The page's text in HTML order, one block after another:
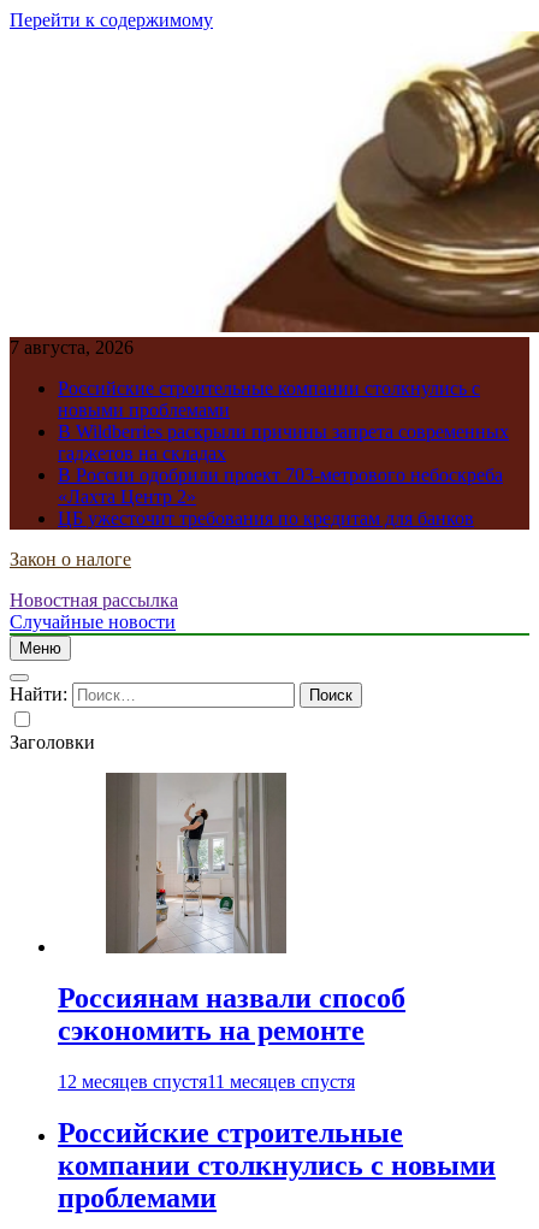
Перейти к содержимому
7 августа, 2026
Российские строительные компании столкнулись с
новыми проблемами
В Wildberries раскрыли причины запрета современных
гаджетов на складах
В России одобрили проект 703-метрового небоскреба
«Лахта Центр 2»
ЦБ ужесточит требования по кредитам для банков
Закон о налоге
Новостная рассылка
Случайные новости
Меню
Найти:
Заголовки
Россиянам назвали способ
сэкономить на ремонте
12 месяцев спустя11 месяцев спустя
Российские строительные
компании столкнулись с новыми
проблемами